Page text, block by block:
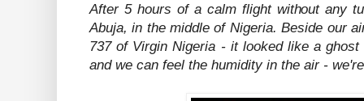
After 5 hours of a calm flight without any
Abuja, in the middle of Nigeria. Beside our
737 of Virgin Nigeria - it looked like a
and we can feel the humidity in the air -